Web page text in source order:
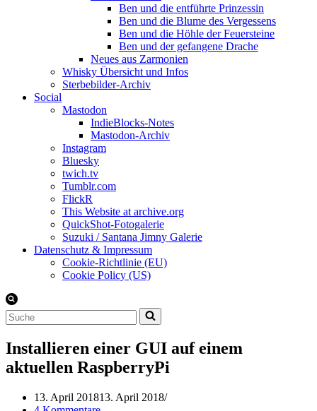
Ben und die entführte Prinzessin
Ben und die Blume des Vergessens
Ben und die Höhle der Feuersteine
Ben und der gefangene Drache
Neues aus Zarmonien
Whisky Übersicht und Infos
Sterbebilder-Archiv
Social
Mastodon
IndieBlocks-Notes
Mastodon-Archiv
Instagram
Bluesky
twich.tv
Tumblr.com
FlickR
This Website at archive.org
QuickShot-Fotogalerie
Suzuki / Santana Jimny Galerie
Datenschutz & Impressum
Cookie-Richtlinie (EU)
Cookie Policy (US)
Suchen
nach …
Installieren einer GUI auf einem
aktuellen RaspberryPi
13. April 201813. April 2018